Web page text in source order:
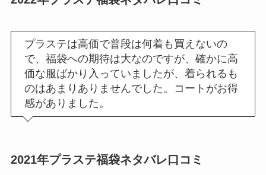
プラステは高価で普段は何着も買えないの
で、福袋への期待は大なのですが、確かに高
価な服ばかり入っていましたが、着られるも
のはあまりありませんでした。コートがお得
感がありました。
2021年プラステ福袋ネタバレ 口コミ